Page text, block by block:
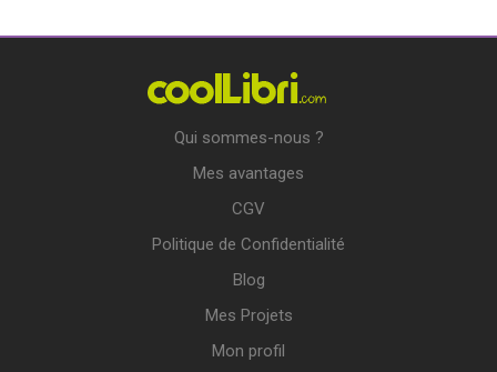
Qui sommes-nous ?
Mes avantages
CGV
Politique de Confidentialité
Blog
Mes Projets
Mon profil